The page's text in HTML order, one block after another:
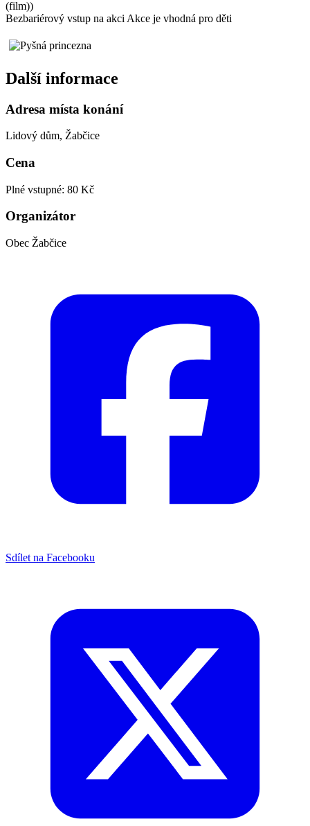
(film))
Bezbariérový vstup na akci Akce je vhodná pro děti
Další informace
Adresa místa konání
Lidový dům, Žabčice
Cena
Plné vstupné: 80 Kč
Organizátor
Obec Žabčice
Sdílet na Facebooku